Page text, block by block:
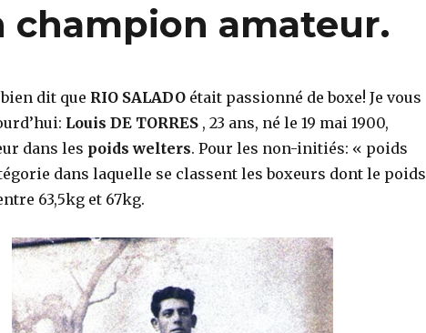
champion amateur.
dit que RIO SALADOétait passionné de boxe! Je vous
Louis DE TORRES , 23 ans, né le 19 mai 1900,
dans les poids welters. Pour les non-initiés: « poids
dans laquelle se classent les boxeurs dont le poids
63,5kg et 67kg.